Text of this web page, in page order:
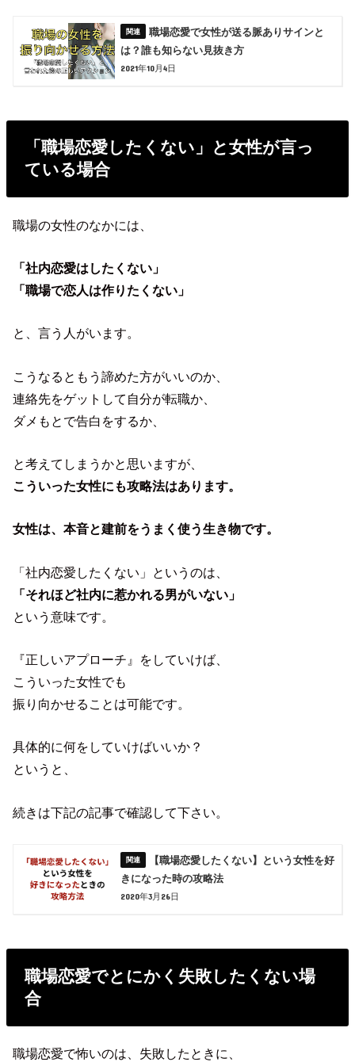
職場恋愛で女性が送る脈ありサインと
は？誰も知らない見抜き方
2021年10月4日
「職場恋愛したくない」と女性が言っ
ている場合
職場の女性のなかには、
「社内恋愛はしたくない」
「職場で恋人は作りたくない」
と、言う人がいます。
こうなるともう諦めた方がいいのか、
連絡先をゲットして自分が転職か、
ダメもとで告白をするか、
と考えてしまうかと思いますが、
こういった女性にも攻略法はあります。
女性は、本音と建前をうまく使う生き物です。
「社内恋愛したくない」というのは、
「それほど社内に惹かれる男がいない」
という意味です。
『正しいアプローチ』をしていけば、
こういった女性でも
振り向かせることは可能です。
具体的に何をしていけばいいか？
というと、
続きは下記の記事で確認して下さい。
【職場恋愛したくない】という女性を好
きになった時の攻略法
2020年3月26日
職場恋愛でとにかく失敗したくない場
合
職場恋愛で怖いのは、失敗したときに、